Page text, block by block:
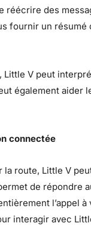
réécrire des
fournir un résumé
V peut
également aider
connectée
route, Little V
de répondre
l’appel
interagir avec